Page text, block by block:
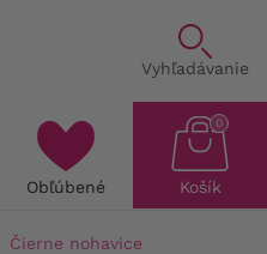
Vyhľadávanie
Obľúbené Košík
0
Čierne nohavice